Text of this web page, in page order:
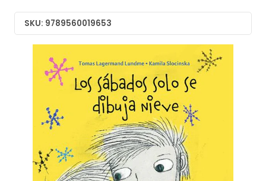
SKU: 9789560019653